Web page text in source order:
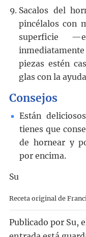
Sacalos del
pincélalos con
superficie
piezas estén
glas con la
Consejos
Están
tienes que
de hornear y
por encima.
Su
Receta original de
Publicado por Su,